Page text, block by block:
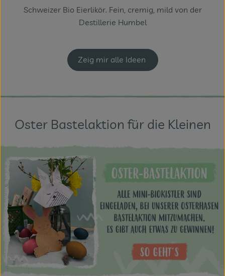
Schweizer Bio Eierlikör. Fein, cremig, mild von der
Destillerie Humbel
Zeig mir alle Ideen
Oster Bastelaktion für die Kleinen